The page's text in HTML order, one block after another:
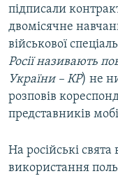
підписали
двомісячне
військової
Росії називають
України – КР) не
розповів
представників
На російські
використання